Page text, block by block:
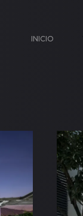
INICIO